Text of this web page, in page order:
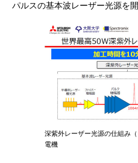
パルスの基本波レーザー光源を
深紫外レーザー光源の仕組み
電機